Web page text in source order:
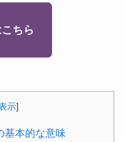
ちら
示]
基本的な意味